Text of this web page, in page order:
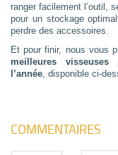
ranger facilement l’outil,
pour un stockage
perdre des accessoires.
Et pour finir, nous vous
meilleures
l’année , disponible ci-
COMMENTAIRES